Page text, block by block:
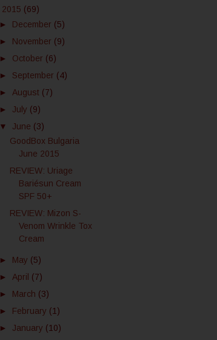
2015 (69)
► December (5)
► November (9)
► October (6)
► September (4)
► August (7)
► July (9)
▼ June (3)
GoodBox Bulgaria
June 2015
REVIEW: Uriage
Bariésun Cream
SPF 50+
REVIEW: Mizon S-
Venom Wrinkle Tox
Cream
► May (5)
► April (7)
► March (3)
► February (1)
► January (10)